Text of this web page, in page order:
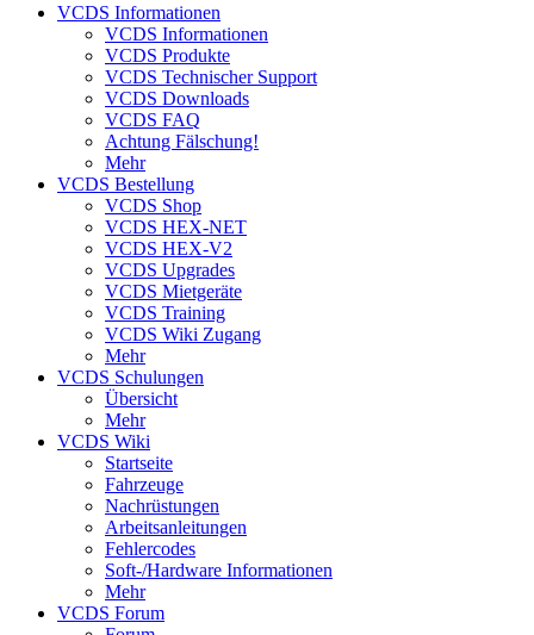
VCDS Informationen
VCDS Informationen
VCDS Produkte
VCDS Technischer Support
VCDS Downloads
VCDS FAQ
Achtung Fälschung!
Mehr
VCDS Bestellung
VCDS Shop
VCDS HEX-NET
VCDS HEX-V2
VCDS Upgrades
VCDS Mietgeräte
VCDS Training
VCDS Wiki Zugang
Mehr
VCDS Schulungen
Übersicht
Mehr
VCDS Wiki
Startseite
Fahrzeuge
Nachrüstungen
Arbeitsanleitungen
Fehlercodes
Soft-/Hardware Informationen
Mehr
VCDS Forum